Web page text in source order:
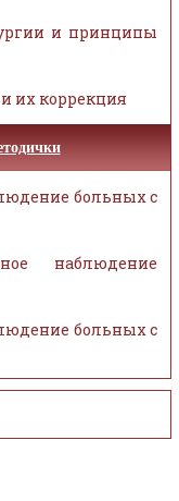
и принципы
их коррекция
больных с
наблюдение
больных с